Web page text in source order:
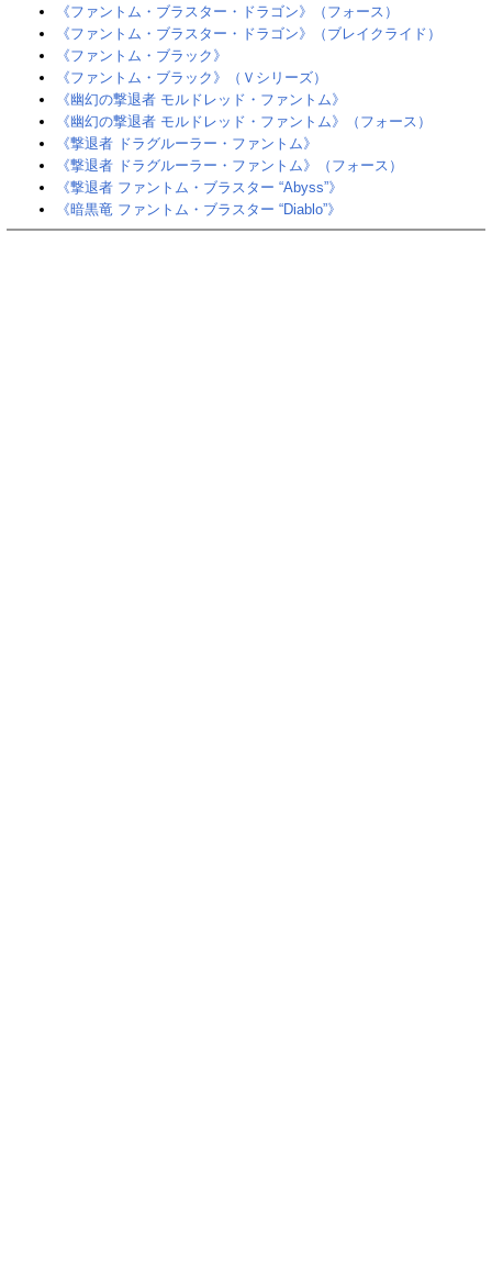
《ファントム・ブラスター・ドラゴン》（フォース）
《ファントム・ブラスター・ドラゴン》（ブレイクライド）
《ファントム・ブラック》
《ファントム・ブラック》（Ｖシリーズ）
《幽幻の撃退者 モルドレッド・ファントム》
《幽幻の撃退者 モルドレッド・ファントム》（フォース）
《撃退者 ドラグルーラー・ファントム》
《撃退者 ドラグルーラー・ファントム》（フォース）
《撃退者 ファントム・ブラスター “Abyss”》
《暗黒竜 ファントム・ブラスター “Diablo”》